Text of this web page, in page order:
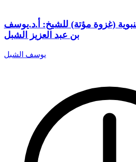
(غزوة مؤتة) للشيخ: أ.د.يوسف
بن عبد العزيز الشبل
يوسف الشبل